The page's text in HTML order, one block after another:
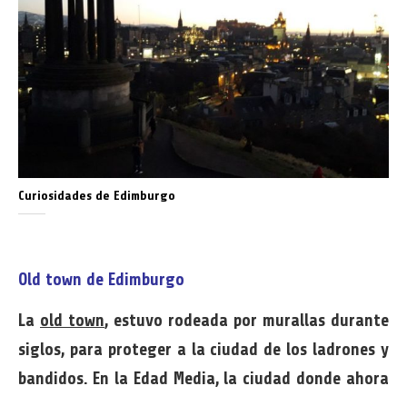
Curiosidades de Edimburgo
Old town de Edimburgo
La old town, estuvo rodeada por murallas durante
siglos, para proteger a la ciudad de los ladrones y
bandidos. En la Edad Media, la ciudad donde ahora